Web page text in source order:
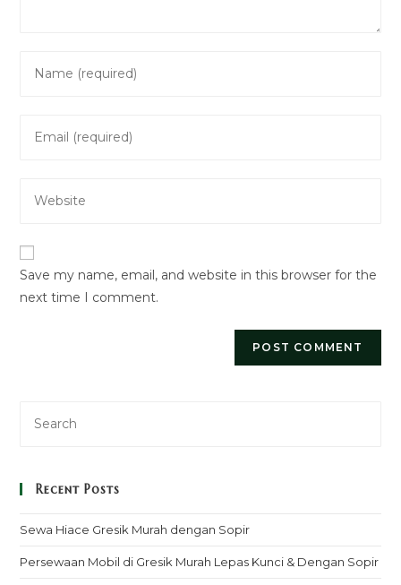
your
comment
your
address
your
URL
(optional)
Save my name, email, and website in this browser for the
next time I comment.
Recent Posts
Sewa Hiace Gresik Murah dengan Sopir
Persewaan Mobil di Gresik Murah Lepas Kunci & Dengan Sopir